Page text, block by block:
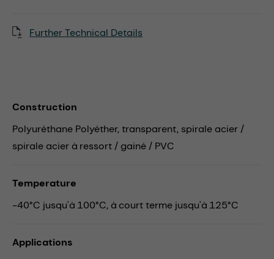
Further Technical Details
Construction
Polyuréthane Polyéther, transparent, spirale acier /
spirale acier à ressort / gainé / PVC
Temperature
-40°C jusqu'à 100°C, à court terme jusqu'à 125°C
Applications